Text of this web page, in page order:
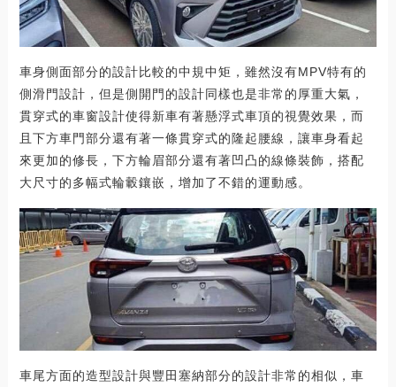
車身側面部分的設計比較的中規中矩，雖然沒有MPV特有的
側滑門設計，但是側開門的設計同樣也是非常的厚重大氣，
貫穿式的車窗設計使得新車有著懸浮式車頂的視覺效果，而
且下方車門部分還有著一條貫穿式的隆起腰線，讓車身看起
來更加的修長，下方輪眉部分還有著凹凸的線條裝飾，搭配
大尺寸的多幅式輪轂鑲嵌，增加了不錯的運動感。
車尾方面的造型設計與豐田塞納部分的設計非常的相似，車